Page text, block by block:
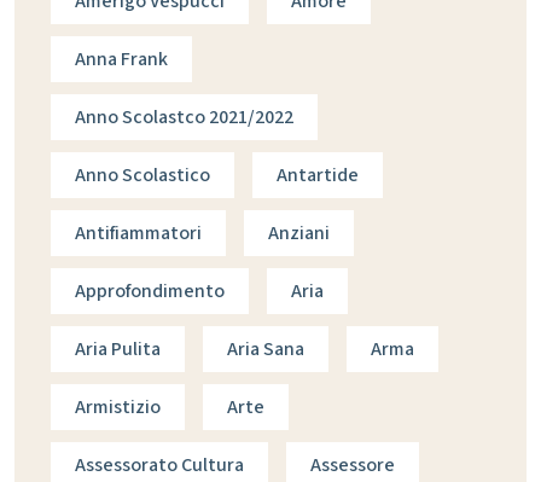
Anna Frank
Anno Scolastco 2021/2022
Anno Scolastico Antartide
Antifiammatori Anziani
Approfondimento Aria
Aria Pulita Aria Sana Arma
Armistizio Arte
Assessorato Cultura Assessore